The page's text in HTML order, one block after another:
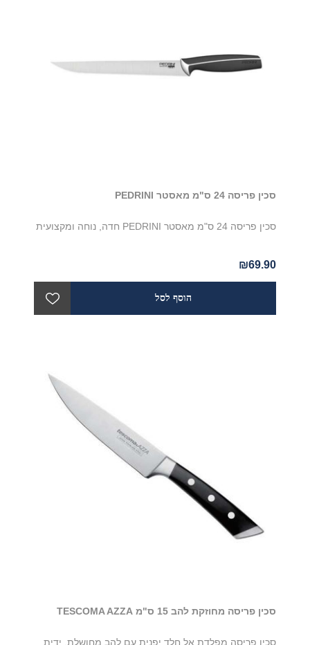
סכין פריסה 24 ס"מ מאסטר PEDRINI
סכין פריסה 24 ס"מ מאסטר PEDRINI חדה, נוחה ומקצועית
₪69.90
סכין פריסה מחוזקת להב 15 ס"מ TESCOMA AZZA
סכין פריסה מפלדת אל חלד יפנית עם להב מחושלת, ידית